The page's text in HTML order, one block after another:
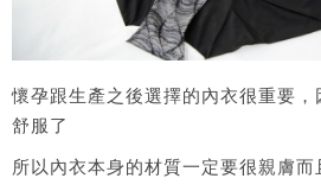
懷孕跟生產之後選擇的內衣很重要，
舒服了
所以內衣本身的材質一定要很親膚而